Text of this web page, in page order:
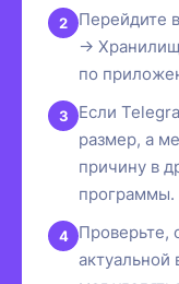
Перейдите
→
по
Если
размер, а
причину в
программы.
Проверьте,
актуальной